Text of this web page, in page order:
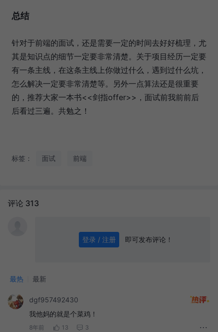
总结
针对于前端的面试，还是需要一定的时间去好好梳理，尤
其是知识点的细节一定要非常清楚。关于项目经历一定要
有一条主线，在这条主线上你做过什么，遇到过什么坑，
怎么解决一定要非常清楚等。另外一点算法还是很重要
的，推荐大家一本书<<剑指offer>>，面试前我前前后
后看过三遍。共勉之！
标签： 面试 前端
评论 313
登录 / 注册 即可发布评论！
最热 最新
dgf957492430
我他妈的就是个菜鸡！
8年前 13 3